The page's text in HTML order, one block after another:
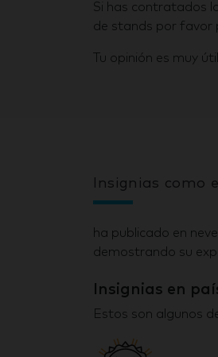
Si has contratados
de stands por favor
Tu opinión es muy
Insignias como
ha publicado en
demostrando su
Insignias en
Estos son algunos